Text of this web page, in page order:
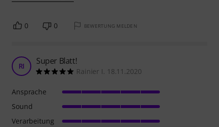
0 0 BEWERTUNG MELDEN
RI Super Blatt!
Rainier I. 18.11.2020
Ansprache
Sound
Verarbeitung